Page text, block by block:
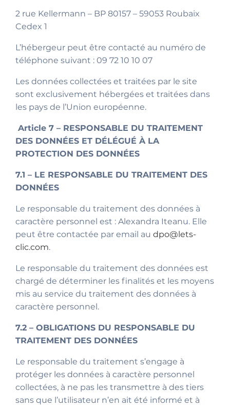
2 rue Kellermann – BP 80157 – 59053 Roubaix
Cedex 1
L’hébergeur peut être contacté au numéro de
téléphone suivant : 09 72 10 10 07
Les données collectées et traitées par le site
sont exclusivement hébergées et traitées dans
les pays de l’Union européenne.
Article 7 – RESPONSABLE DU TRAITEMENT
DES DONNÉES ET DÉLÉGUÉ À LA
PROTECTION DES DONNÉES
7.1 – LE RESPONSABLE DU TRAITEMENT DES
DONNÉES
Le responsable du traitement des données à
caractère personnel est : Alexandra Iteanu. Elle
peut être contactée par email au dpo@lets-
clic.com.
Le responsable du traitement des données est
chargé de déterminer les finalités et les moyens
mis au service du traitement des données à
caractère personnel.
7.2 – OBLIGATIONS DU RESPONSABLE DU
TRAITEMENT DES DONNÉES
Le responsable du traitement s’engage à
protéger les données à caractère personnel
collectées, à ne pas les transmettre à des tiers
sans que l’utilisateur n’en ait été informé et à